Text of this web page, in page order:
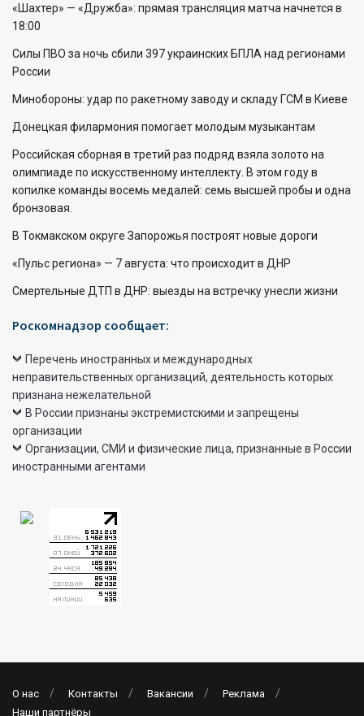
«Шахтер» — «Дружба»: прямая трансляция матча начнется в
18:00
Силы ПВО за ночь сбили 397 украинских БПЛА над регионами
России
Минобороны: удар по ракетному заводу и складу ГСМ в Киеве
Донецкая филармония помогает молодым музыкантам
Российская сборная в третий раз подряд взяла золото на
олимпиаде по искусственному интеллекту. В этом году в
копилке команды восемь медалей: семь высшей пробы и одна
бронзовая.
В Токмакском округе Запорожья построят новые дороги
«Пульс региона» — 7 августа: что происходит в ДНР
Смертельные ДТП в ДНР: выезды на встречку унесли жизни
Роскомнадзор сообщает:
Перечень иностранных и международных
неправительственных организаций, деятельность которых
признана нежелательной
В России признаны экстремистскими и запрещены
организации
Организации, СМИ и физические лица, признанные в России
иностранными агентами
О нас Контакты Вакансии
Реклама
Наши партнёры